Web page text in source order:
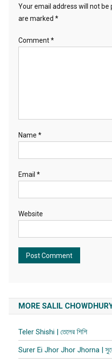
Your email address will not be
are marked *
Comment*
Name *
Email *
Website
MORE SALIL
Teler Shishi | তেলের শিশি
Surer Ei Jhor Jhor Jhorna |